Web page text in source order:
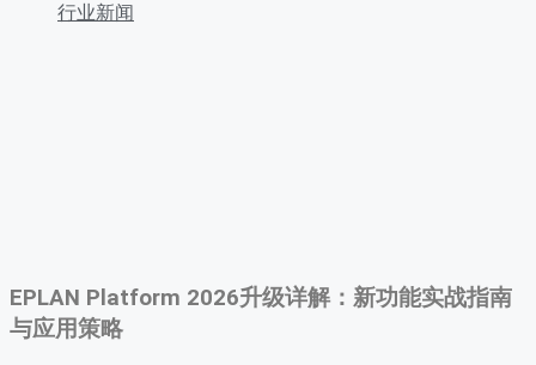
行业新闻
EPLAN Platform 2026升级详解：新功能实战指南
与应用策略